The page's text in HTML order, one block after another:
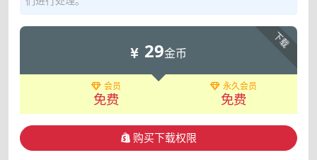
下载
29金币
会员
免费
永久会员
免费
购买下载权限